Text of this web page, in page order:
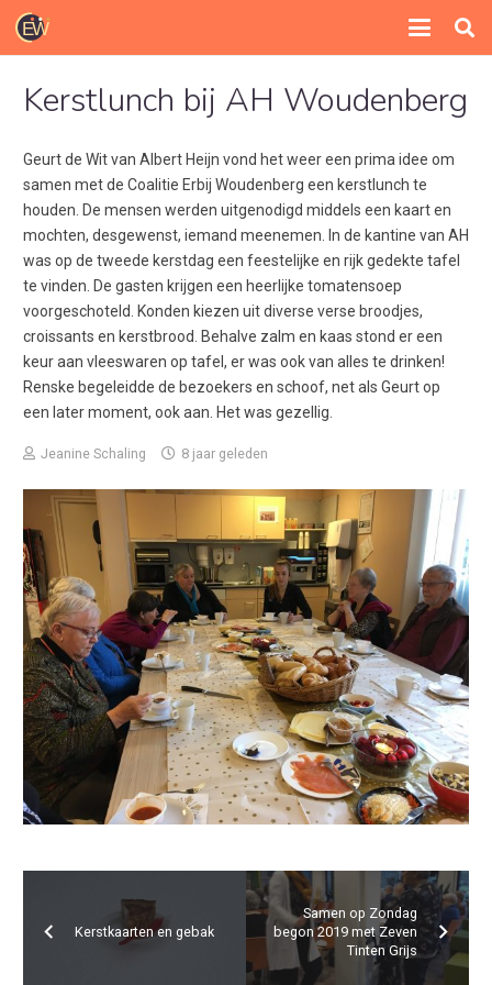
Kerstlunch bij AH Woudenberg
Geurt de Wit van Albert Heijn vond het weer een prima idee om
samen met de Coalitie Erbij Woudenberg een kerstlunch te
houden. De mensen werden uitgenodigd middels een kaart en
mochten, desgewenst, iemand meenemen. In de kantine van AH
was op de tweede kerstdag een feestelijke en rijk gedekte tafel
te vinden. De gasten krijgen een heerlijke tomatensoep
voorgeschoteld. Konden kiezen uit diverse verse broodjes,
croissants en kerstbrood. Behalve zalm en kaas stond er een
keur aan vleeswaren op tafel, er was ook van alles te drinken!
Renske begeleidde de bezoekers en schoof, net als Geurt op
een later moment, ook aan. Het was gezellig.
Jeanine Schaling 8 jaar geleden
Kerstkaarten en gebak
Samen op Zondag
begon 2019 met Zeven
Tinten Grijs